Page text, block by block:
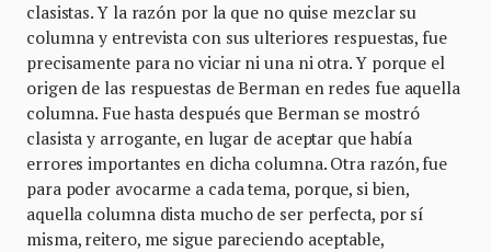
clasistas. Y la razón por la que no quise mezclar su
columna y entrevista con sus ulteriores respuestas, fue
precisamente para no viciar ni una ni otra. Y porque el
origen de las respuestas de Berman en redes fue aquella
columna. Fue hasta después que Berman se mostró
clasista y arrogante, en lugar de aceptar que había
errores importantes en dicha columna. Otra razón, fue
para poder avocarme a cada tema, porque, si bien,
aquella columna dista mucho de ser perfecta, por sí
misma, reitero, me sigue pareciendo aceptable,